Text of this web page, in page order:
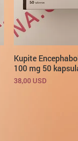
Kupite
100 mg 50
Cijena
38,00 USD